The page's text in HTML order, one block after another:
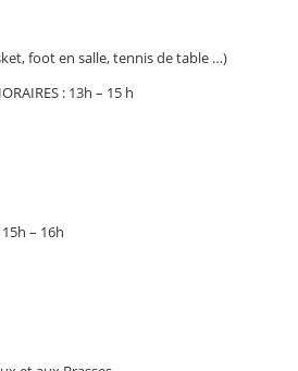
foot en salle, tennis de table …)
: 13h – 15 h
– 16h